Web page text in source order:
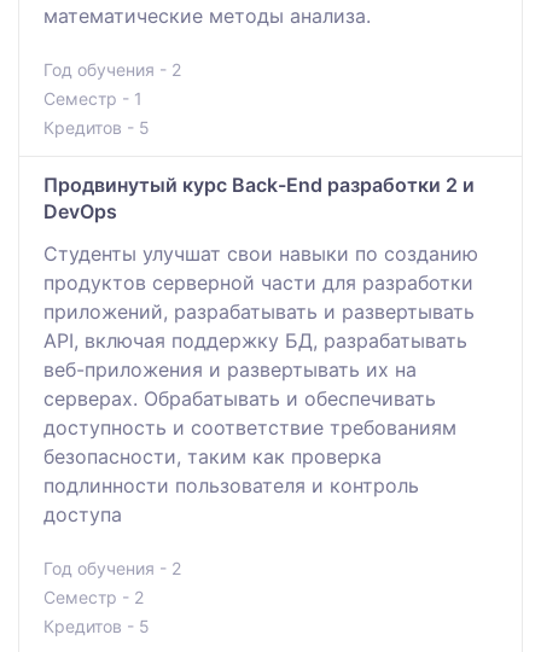
математические методы анализа.
Год обучения - 2
Семестр - 1
Кредитов - 5
Продвинутый курс Back-End разработки 2 и
DevOps
Студенты улучшат свои навыки по созданию
продуктов серверной части для разработки
приложений, разрабатывать и развертывать
АPI, включая поддержку БД, разрабатывать
веб-приложения и развертывать их на
серверах. Обрабатывать и обеспечивать
доступность и соответствие требованиям
безопасности, таким как проверка
подлинности пользователя и контроль
доступа
Год обучения - 2
Семестр - 2
Кредитов - 5